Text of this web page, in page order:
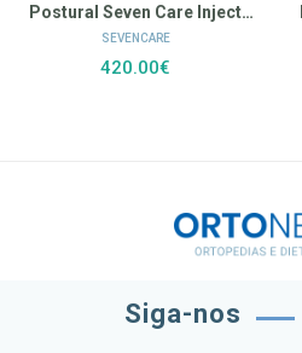
Postural Seven Care Inject
Care (200 x 90 x 17 cm)
SEVENCARE
420.00€
Siga-nos